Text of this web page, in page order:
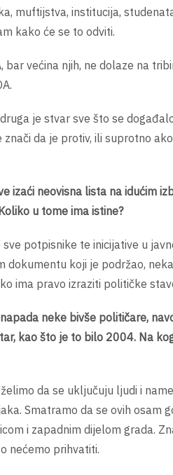
muftijstva, institucija,
kako će se to odviti.
većina njih, ne dolaze na
je stvar sve što se
da je protiv, ili suprotno
izaći neovisna lista na idućim
u tome ima istine?
potpisnike te inicijative u
koji je podržao,
ima pravo izraziti političke
neke bivše političare,
kao što je to bilo 2004. Na
da se uključuju ljudi i
Smatramo da se ovih osam
i zapadnim dijelom grada.
nećemo prihvatiti.